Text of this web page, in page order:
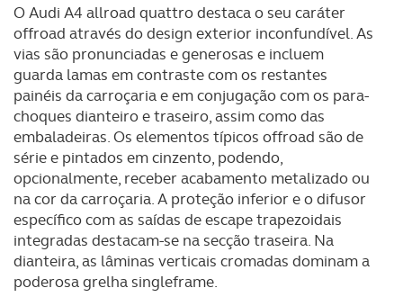
parceiros e organizações na UE e em países terceiros.
O ACP garantirá que as transferências internacionais de
dados pessoais serão realizadas apenas com o seu
consentimento e quando tal se afigure estritamente
necessário no contexto dos serviços a prestar.
Realçamos que o bloqueio de certo tipo de Cookies e
tecnologias similares pode ter impacto na sua
experiência de navegação no Website e nos serviços
disponibilizados.
Consulte a política de cookies do site.
O Audi A4 allroad quattro destaca o seu caráter
offroad através do design exterior inconfundível. As
vias são pronunciadas e generosas e incluem
guarda lamas em contraste com os restantes
painéis da carroçaria e em conjugação com os para-
choques dianteiro e traseiro, assim como das
embaladeiras. Os elementos típicos offroad são de
série e pintados em cinzento, podendo,
opcionalmente, receber acabamento metalizado ou
na cor da carroçaria. A proteção inferior e o difusor
específico com as saídas de escape trapezoidais
integradas destacam-se na secção traseira. Na
dianteira, as lâminas verticais cromadas dominam a
poderosa grelha singleframe.